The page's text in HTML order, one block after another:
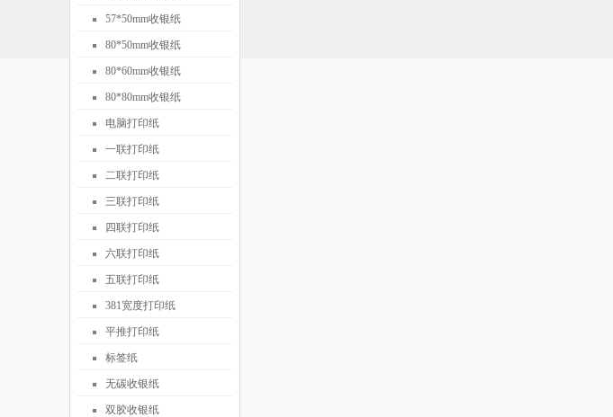
57*50mm收银纸
80*50mm收银纸
80*60mm收银纸
80*80mm收银纸
电脑打印纸
一联打印纸
二联打印纸
三联打印纸
四联打印纸
六联打印纸
五联打印纸
381宽度打印纸
平推打印纸
标签纸
无碳收银纸
双胶收银纸